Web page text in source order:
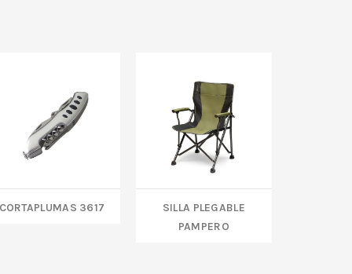
3617
SILLA PLEGABLE
PAMPERO